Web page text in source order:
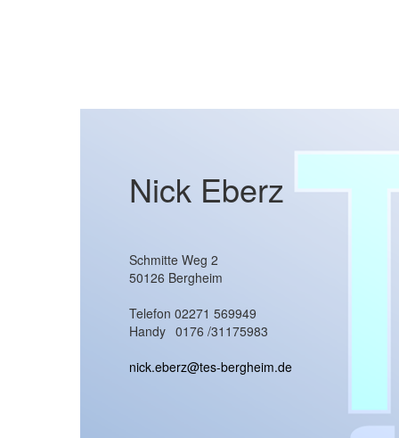
Nick Eberz
Schmitte Weg 2
50126 Bergheim
Telefon 02271 569949
Handy 0176 /31175983
nick.eberz@tes-bergheim.de